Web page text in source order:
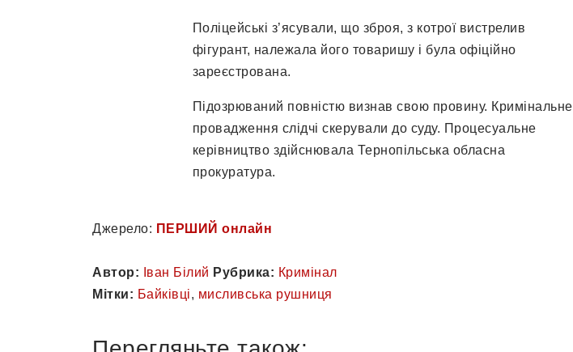
Поліцейські з’ясували, що зброя, з котрої вистрелив
фігурант, належала його товаришу і була офіційно
зареєстрована.
Підозрюваний повністю визнав свою провину. Кримінальне
провадження слідчі скерували до суду. Процесуальне
керівництво здійснювала Тернопільська обласна
прокуратура.
Джерело: ПЕРШИЙ онлайн
Автор: Іван Білий Рубрика: Кримінал
Мітки: Байківці, мисливська рушниця